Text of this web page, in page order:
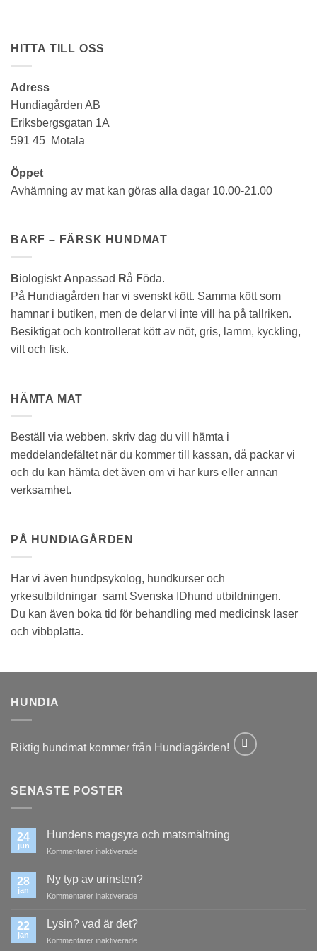
HITTA TILL OSS
Adress
Hundiagården AB
Eriksbergsgatan 1A
591 45 Motala
Öppet
Avhämning av mat kan göras alla dagar 10.00-21.00
BARF – FÄRSK HUNDMAT
Biologiskt Anpassad Rå Föda.
På Hundiagården har vi svenskt kött. Samma kött som
hamnar i butiken, men de delar vi inte vill ha på tallriken.
Besiktigat och kontrollerat kött av nöt, gris, lamm, kyckling,
vilt och fisk.
HÄMTA MAT
Beställ via webben, skriv dag du vill hämta i
meddelandefältet när du kommer till kassan, då packar vi
och du kan hämta det även om vi har kurs eller annan
verksamhet.
PÅ HUNDIAGÅRDEN
Har vi även hundpsykolog, hundkurser och
yrkesutbildningar samt Svenska IDhund utbildningen.
Du kan även boka tid för behandling med medicinsk laser
och vibbplatta.
HUNDIA
Riktig hundmat kommer från Hundiagården!
SENASTE POSTER
24
jun
Hundens magsyra och matsmältning
Kommentarer inaktiveradeför
magsyra
matsmältning
28
jan
Ny typ av urinsten?
Kommentarer inaktiveradeför
typ
urinsten?
22
jan
Lysin? vad är det?
Kommentarer inaktiveradeför